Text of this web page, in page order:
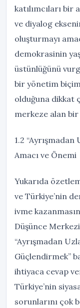
katılımcıları
ve diyalog
oluşturmayı
demokrasinin
üstünlüğünü
bir yönetim
olduğuna dikkat
merkeze alan bir
1.2
Amacı ve Önemi
Yukarıda
ve Türkiye’nin
ivme
Düşünce
“Ayrışmadan
Güçlendirmek”
ihtiyaca cevap
Türkiye’nin
sorunlarını çok